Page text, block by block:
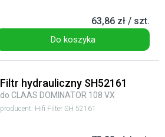
63,86 zł / szt.
Do koszyka
Filtr hydrauliczny SH52161
do CLAAS DOMINATOR 108 VX
producent: Hifi Filter SH 52161